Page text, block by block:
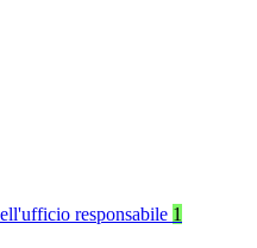
responsabile 1